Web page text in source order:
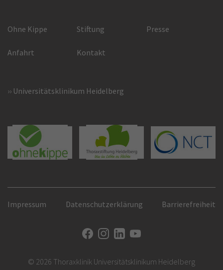
Ohne Kippe Stiftung Presse
Anfahrt Kontakt
Universitätsklinikum Heidelberg
Impressum Datenschutzerklärung Barrierefreiheit
© 2026 Thoraxklinik Universitätsklinikum Heidelberg